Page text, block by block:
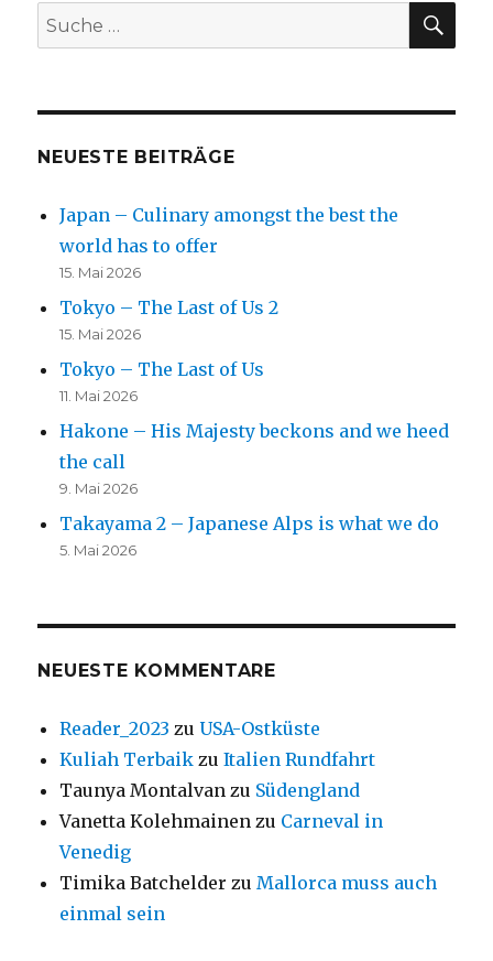
Suche
nach:
NEUESTE BEITRÄGE
Japan – Culinary amongst the best the
world has to offer
15. Mai 2026
Tokyo – The Last of Us 2
15. Mai 2026
Tokyo – The Last of Us
11. Mai 2026
Hakone – His Majesty beckons and we heed
the call
9. Mai 2026
Takayama 2 – Japanese Alps is what we do
5. Mai 2026
NEUESTE KOMMENTARE
Reader_2023 zuUSA-Ostküste
Kuliah Terbaik zuItalien Rundfahrt
Taunya Montalvan zu Südengland
Vanetta Kolehmainen zu Carneval in
Venedig
Timika Batchelder zu Mallorca muss auch
einmal sein